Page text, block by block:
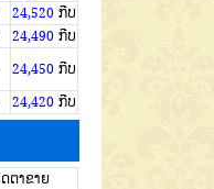
24,520 ກີບ
24,490 ກີບ
24,450 ກີບ
24,420 ກີບ
ຕາຂາຍ